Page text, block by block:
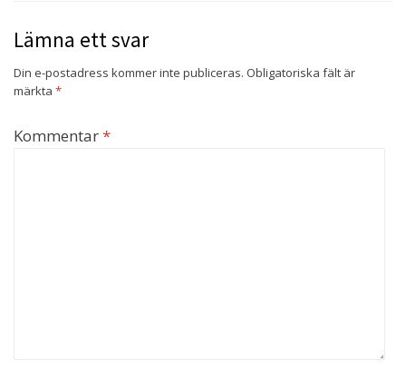
Lämna ett svar
Din e-postadress kommer inte publiceras. Obligatoriska fält är
märkta *
Kommentar*